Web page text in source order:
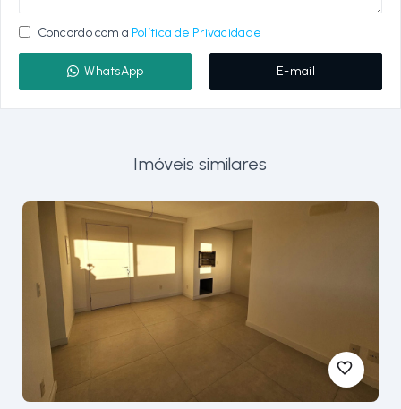
Concordo com a Política de Privacidade
WhatsApp E-mail
Imóveis similares